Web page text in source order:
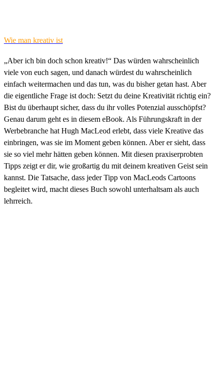
Wie man kreativ ist
„Aber ich bin doch schon kreativ!“ Das würden wahrscheinlich
viele von euch sagen, und danach würdest du wahrscheinlich
einfach weitermachen und das tun, was du bisher getan hast. Aber
die eigentliche Frage ist doch: Setzt du deine Kreativität richtig ein?
Bist du überhaupt sicher, dass du ihr volles Potenzial ausschöpfst?
Genau darum geht es in diesem eBook. Als Führungskraft in der
Werbebranche hat Hugh MacLeod erlebt, dass viele Kreative das
einbringen, was sie im Moment geben können. Aber er sieht, dass
sie so viel mehr hätten geben können. Mit diesen praxiserprobten
Tipps zeigt er dir, wie großartig du mit deinem kreativen Geist sein
kannst. Die Tatsache, dass jeder Tipp von MacLeods Cartoons
begleitet wird, macht dieses Buch sowohl unterhaltsam als auch
lehrreich.